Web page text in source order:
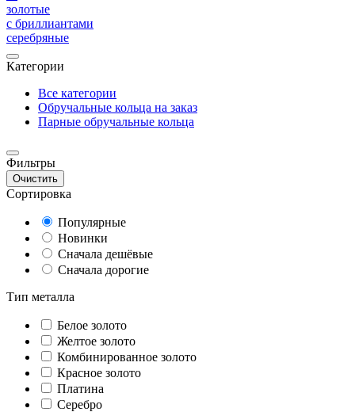
золотые
с бриллиантами
серебряные
Категории
Все категории
Обручальные кольца на заказ
Парные обручальные кольца
Фильтры
Очистить
Сортировка
Популярные
Новинки
Сначала дешёвые
Сначала дорогие
Тип металла
Белое золото
Желтое золото
Комбинированное золото
Красное золото
Платина
Серебро